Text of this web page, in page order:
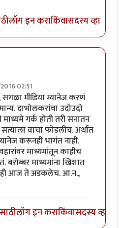
लॉग इन कराकिंवासदस्य व्हा
02:51
बातमी दाबलीbyप्रकाश घाटपांडे
सगळा मीडिया म्यानेज करणं
दाभोलकरांचा उदोउदो
गर्क होती तरी सनातन
सत्याला वाचा फोडलीच. अर्थात
करूनही भागंत नाही.
माध्यमांतून काहीच
बरोब्बर माध्यमांना खिशात
आज ते अडकलेच. आ.न.,
लॉग इन कराकिंवासदस्य व्हा